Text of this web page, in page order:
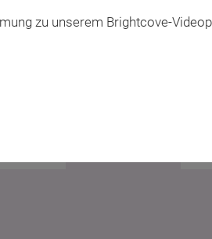
zu unserem Brightcove-